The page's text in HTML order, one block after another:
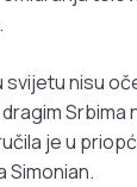
nisu
Srbima
je u
Simonian.